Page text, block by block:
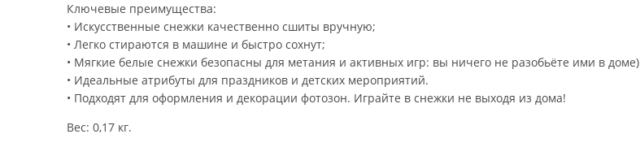
Ключевые преимущества:
• Искусственные снежки качественно сшиты вручную;
• Легко стираются в машине и быстро сохнут;
• Мягкие белые снежки безопасны для метания и активных игр: вы ничего не разобьёте ими в доме)
• Идеальные атрибуты для праздников и детских мероприятий.
• Подходят для оформления и декорации фотозон. Играйте в снежки не выходя из дома!
Вес: 0,17 кг.